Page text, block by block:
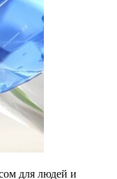
для людей и